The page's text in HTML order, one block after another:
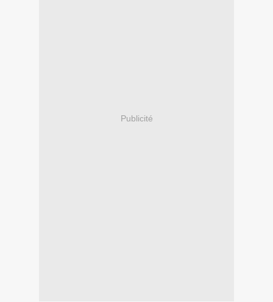
Publicité